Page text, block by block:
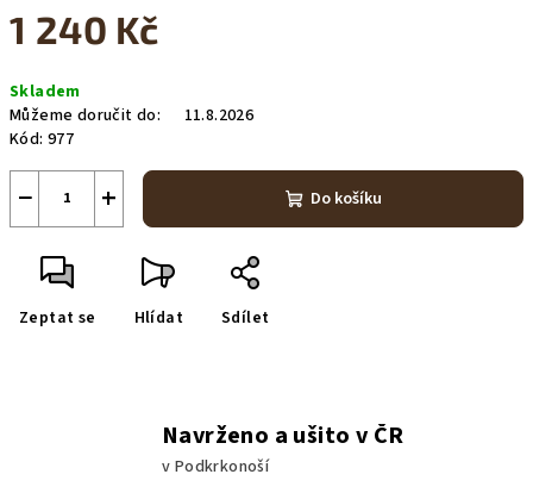
1 240 Kč
cena:
Skladem
Můžeme doručit do:
11.8.2026
Kód: 977
+
− Do košíku
Zeptat se Hlídat Sdílet
Navrženo a ušito v ČR
v Podkrkonoší